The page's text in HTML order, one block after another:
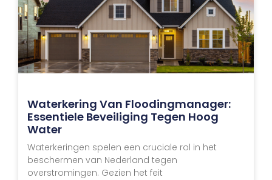
Waterkering Van Floodingmanager:
Essentiele Beveiliging Tegen Hoog
Water
Waterkeringen spelen een cruciale rol in het
beschermen van Nederland tegen
overstromingen. Gezien het feit